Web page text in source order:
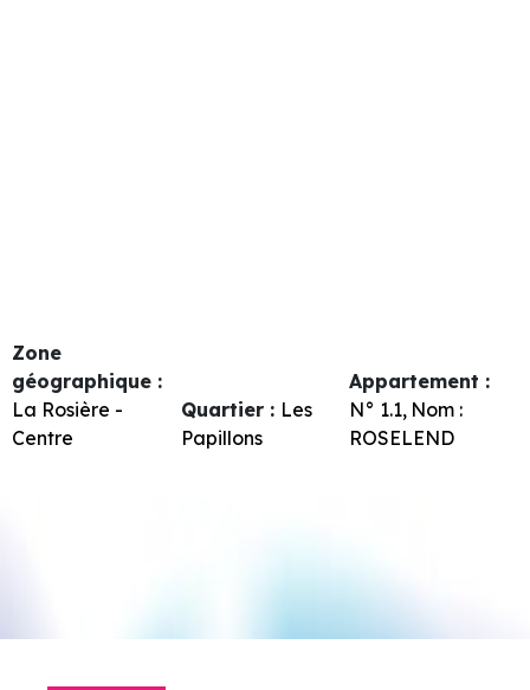
Zone
géographique :
La Rosière -
Centre
Quartier : Les
Papillons
Appartement :
N° 1.1 Nom :
ROSELEND